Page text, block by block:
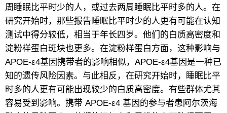
周睡眠比平时少的人，或过去两周睡眠比平时多的人。在
研究开始时，那些报告睡眠比平时少的人更有可能在认知
测试中得分较低，相当于年长四岁。他们的白质高密度和
淀粉样蛋白斑块也更多。在淀粉样蛋白方面，这种影响与
APOE-ε4基因携带者的影响相似，APOE-ε4基因是一种已
知的遗传风险因素。与此相反，在研究开始时，睡眠比平
时多的人更有可能出现较少的白质高密度。有些群体尤其
容易受到影响。携带 APOE-ε4 基因的参与者患阿尔茨海